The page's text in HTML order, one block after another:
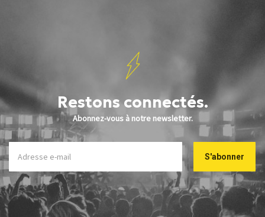
Restons connectés.
Abonnez-vous à notre newsletter.